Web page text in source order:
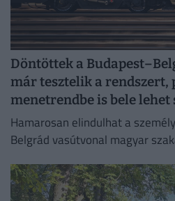
Döntöttek a
már tesztelik a rendszert,
menetrendbe is bele lehet
Hamarosan elindulhat a
Belgrád vasútvonal magyar